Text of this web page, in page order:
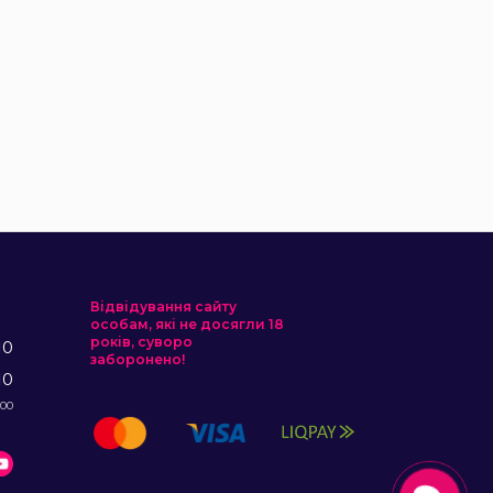
Відвідування сайту
особам, які не досягли 18
років, суворо
заборонено!